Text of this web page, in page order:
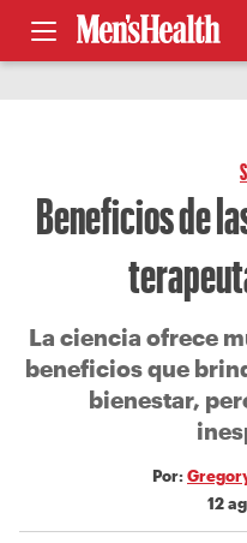
Beneficios de
La ciencia ofrece
beneficios que
bienestar,
Por:
12